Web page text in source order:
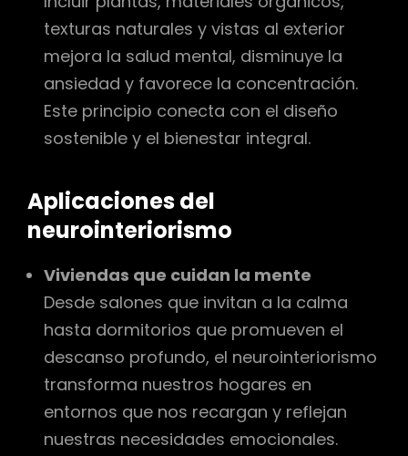
texturas naturales y vistas al exterior
mejora la salud mental, disminuye la
ansiedad y favorece la concentración.
Este principio conecta con el diseño
sostenible y el bienestar integral.
Aplicaciones del
neurointeriorismo
Viviendas que cuidan la mente
Desde salones que invitan a la calma
hasta dormitorios que promueven el
descanso profundo, el neurointeriorismo
transforma nuestros hogares en
entornos que nos recargan y reflejan
nuestras necesidades emocionales.